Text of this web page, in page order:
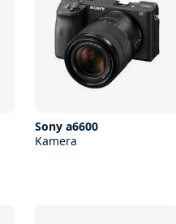
Sony a6600
Kamera